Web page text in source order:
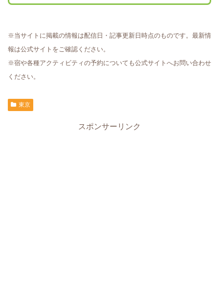
※当サイトに掲載の情報は配信日・記事更新日時点のものです。最新情
報は公式サイトをご確認ください。
※宿や各種アクティビティの予約についても公式サイトへお問い合わせ
ください。
東京
スポンサーリンク